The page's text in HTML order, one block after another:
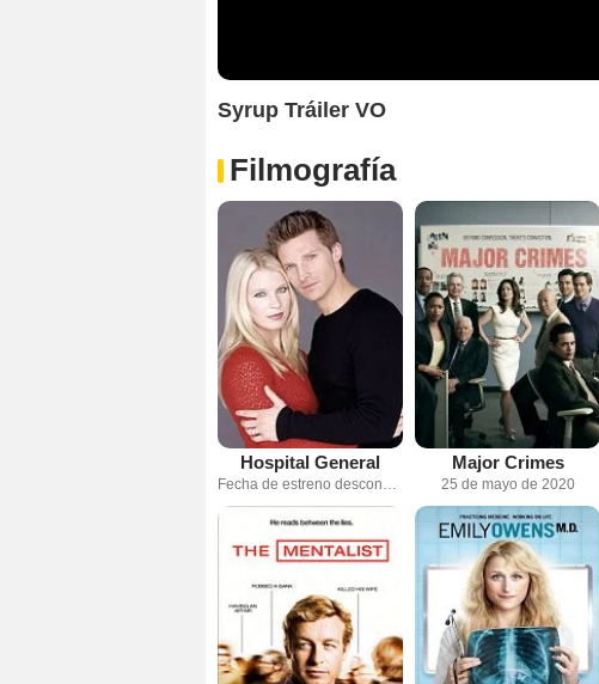
Syrup Tráiler VO
Filmografía
Hospital General Major Crimes
25 de mayo de 2020